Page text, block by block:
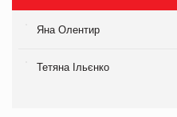
Яна Олентир
Тетяна Ільєнко